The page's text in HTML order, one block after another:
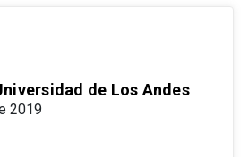
de Los Andes
2019